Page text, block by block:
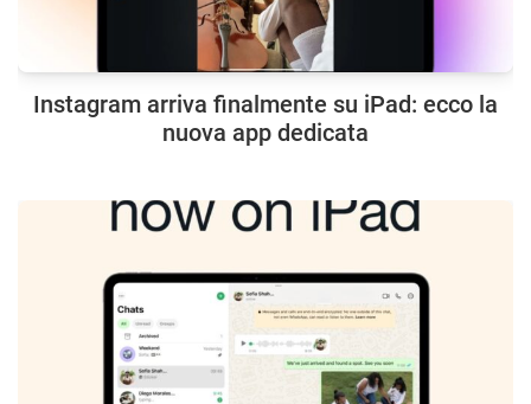
Instagram arriva finalmente su iPad: ecco la
nuova app dedicata